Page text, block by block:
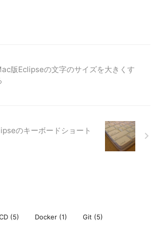
版Eclipseの文字のサイズを大きくす
のキーボードショート
(5) Docker (1) Git (5)